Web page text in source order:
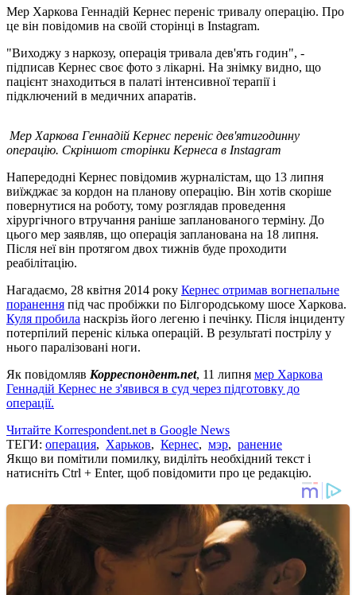
Мер Харкова Геннадій Кернес переніс тривалу операцію. Про
це він повідомив на своїй сторінці в Instagram.
"Виходжу з наркозу, операція тривала дев'ять годин", -
підписав Кернес своє фото з лікарні. На знімку видно, що
пацієнт знаходиться в палаті інтенсивної терапії і
підключений в медичних апаратів.
Мер Харкова Геннадій Кернес переніс дев'ятигодинну
операцію. Скріншот сторінки Кернеса в Instagram
Напередодні Кернес повідомив журналістам, що 13 липня
виїжджає за кордон на планову операцію. Він хотів скоріше
повернутися на роботу, тому розглядав проведення
хірургічного втручання раніше запланованого терміну. До
цього мер заявляв, що операція запланована на 18 липня.
Після неї він протягом двох тижнів буде проходити
реабілітацію.
Нагадаємо, 28 квітня 2014 року Кернес отримав вогнепальне
поранення під час пробіжки по Білгородському шосе Харкова.
Куля пробила наскрізь його легеню і печінку. Після інциденту
потерпілий переніс кілька операцій. В результаті пострілу у
нього паралізовані ноги.
Як повідомляв Корреспондент.net, 11 липня мер Харкова
Геннадій Кернес не з'явився в суд через підготовку до
операції.
Читайте Korrespondent.net в Google News
ТЕГИ: операция, Харьков, Кернес, мэр, ранение
Якщо ви помітили помилку, виділіть необхідний текст і
натисніть Ctrl + Enter, щоб повідомити про це редакцію.